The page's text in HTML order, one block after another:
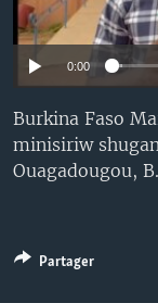
0:00
Burkina Faso
minisiriw
Ouagadougou,
Partager